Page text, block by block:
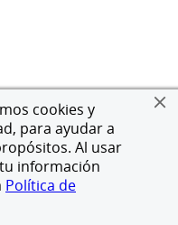
cookies y
para ayudar a
Al usar
información
Política de